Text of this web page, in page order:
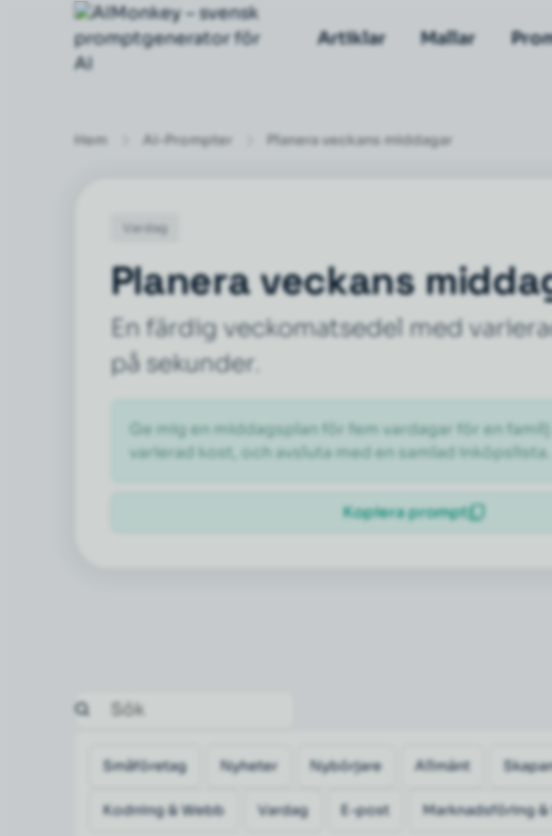
Artiklar Mallar
Hem AI-Prompter Planera veckans middagar
Vardag
Planera veckans
En färdig veckomatsedel med
på sekunder.
Ge mig en middagsplan för fem vardagar för en
varierad kost, och avsluta med en samlad inköpslista.
Kopiera prompt
Småföretag Nyheter Nybörjare Allmänt
Kodning & Webb Vardag E-post Marknadsföring